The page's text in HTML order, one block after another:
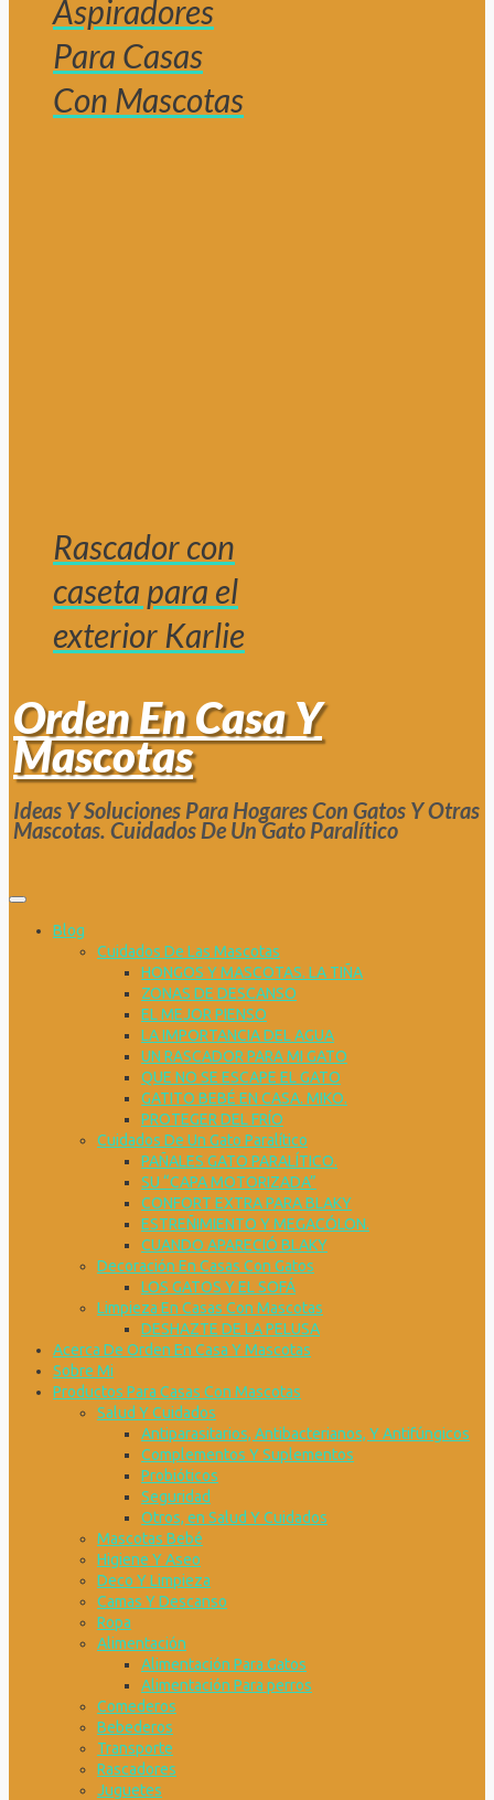
Aspiradores
Para Casas
Con Mascotas
Rascador con
caseta para el
exterior Karlie
Orden En Casa Y
Mascotas
Ideas Y Soluciones Para Hogares Con Gatos Y Otras
Mascotas. Cuidados De Un Gato Paralítico
Blog
Cuidados De Las Mascotas
HONGOS Y MASCOTAS. LA TIÑA
ZONAS DE DESCANSO
EL MEJOR PIENSO
LA IMPORTANCIA DEL AGUA
UN RASCADOR PARA MI GATO
QUE NO SE ESCAPE EL GATO
GATITO BEBÉ EN CASA. MIKO.
PROTEGER DEL FRÍO
Cuidados De Un Gato Paralítico
PAÑALES GATO PARALÍTICO.
SU “CAPA MOTORIZADA”
CONFORT EXTRA PARA BLAKY
ESTREÑIMIENTO Y MEGACÓLON.
CUANDO APARECIÓ BLAKY
Decoración En Casas Con Gatos
LOS GATOS Y EL SOFÁ
Limpieza En Casas Con Mascotas
DESHAZTE DE LA PELUSA
Acerca De Orden En Casa Y Mascotas
Sobre Mi
Productos Para Casas Con Mascotas
Salud Y Cuidados
Antiparasitarios, Antibacterianos, Y Antifúngicos
Complementos Y Suplementos
Probióticos
Seguridad
Otros, en Salud Y Cuidados
Mascotas Bebé
Higiene Y Aseo
Deco Y Limpieza
Camas Y Descanso
Ropa
Alimentación
Alimentación Para Gatos
Alimentación Para perros
Comederos
Bebederos
Transporte
Rascadores
Juguetes